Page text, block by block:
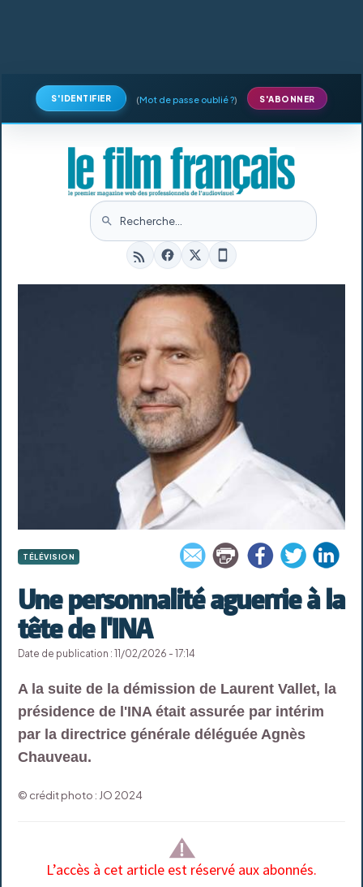
S'IDENTIFIER (Mot de passe oublié ?) S'ABONNER
TÉLÉVISION
Une personnalité aguerrie à la
tête de l'INA
Date de publication : 11/02/2026 - 17:14
A la suite de la démission de Laurent Vallet, la
présidence de l'INA était assurée par intérim
par la directrice générale déléguée Agnès
Chauveau.
© crédit photo : JO 2024
L’accès à cet article est réservé aux abonnés.